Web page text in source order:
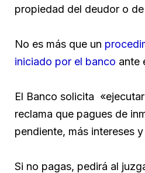
propiedad del deudor o
No es más que un
iniciado por el banco ante
El Banco solicita
reclama que pagues de
pendiente, más intereses
Si no pagas, pedirá al